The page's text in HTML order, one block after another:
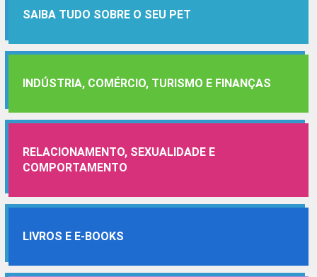
SAIBA TUDO SOBRE O SEU PET
INDÚSTRIA, COMÉRCIO, TURISMO E FINANÇAS
RELACIONAMENTO, SEXUALIDADE E
COMPORTAMENTO
LIVROS E E-BOOKS